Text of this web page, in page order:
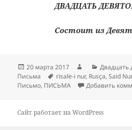
ДВАДЦАТЬ
Состоит из
Опубликовано
20 марта 2017 АвторРубрики
Двадцать
Письма
Метки
risale-i nur, Rusça,Said
Письмо, ПИСЬМА Добавить
Сайт работает на WordPress